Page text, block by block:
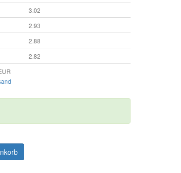
3.02
2.93
2.88
2.82